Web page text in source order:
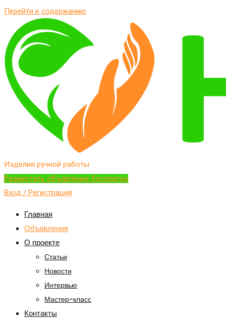
Перейти к содержанию
Изделия ручной работы
Разместить объявление бесплатно
Вход / Регистрация
Главная
Объявления
О проекте
Статьи
Новости
Интервью
Мастер-класс
Контакты